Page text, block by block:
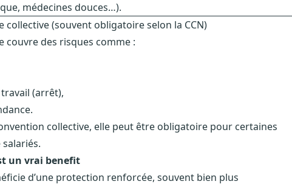
médecines douces…).
collective (souvent obligatoire selon la CCN)
couvre des risques comme :
(arrêt),
collective, elle peut être obligatoire pour certaines
un vrai benefit
d’une protection renforcée, souvent bien plus